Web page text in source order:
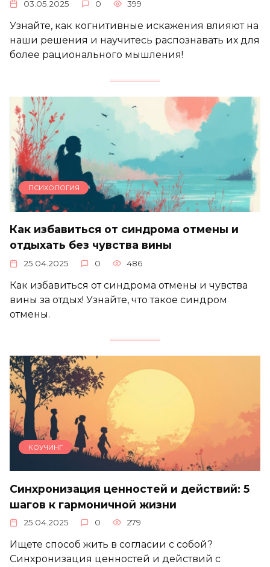
03.05.2025 0 399
Узнайте, как когнитивные искажения влияют на
наши решения и научитесь распознавать их для
более рационального мышления!
ПСИХОЛОГИЯ
Как избавиться от синдрома отмены и
отдыхать без чувства вины
25.04.2025 0 486
Как избавиться от синдрома отмены и чувства
вины за отдых! Узнайте, что такое синдром
отмены.
КОУЧИНГ
Синхронизация ценностей и действий: 5
шагов к гармоничной жизни
25.04.2025 0 279
Ищете способ жить в согласии с собой?
Синхронизация ценностей и действий с